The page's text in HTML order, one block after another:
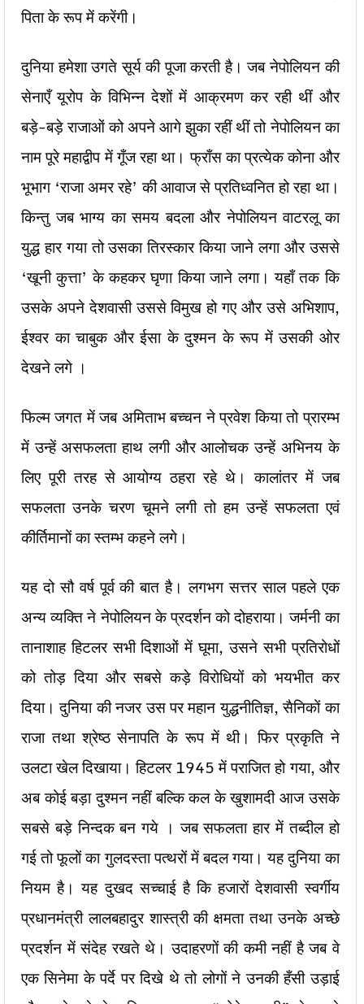
पिता के रूप में करेंगी।
दुनिया हमेशा उगते सूर्य की पूजा करती है। जब नेपोलियन की
सेनाएँ यूरोप के विभिन्न देशों में आक्रमण कर रही थीं और
बड़े-बड़े राजाओं को अपने आगे झुका रहीं थीं तो नेपोलियन का
नाम पूरे महाद्वीप में गूँज रहा था। फ्राँस का प्रत्येक कोना और
भूभाग ‘राजा अमर रहे’ की आवाज से प्रतिध्वनित हो रहा था।
किन्तु जब भाग्य का समय बदला और नेपोलियन वाटरलू का
युद्ध हार गया तो उसका तिरस्कार किया जाने लगा और उससे
‘खूनी कुत्ता’ के कहकर घृणा किया जाने लगा। यहाँ तक कि
उसके अपने देशवासी उससे विमुख हो गए और उसे अभिशाप,
ईश्वर का चाबुक और ईसा के दुश्मन के रूप में उसकी ओर
देखने लगे ।
फिल्म जगत में जब अमिताभ बच्चन ने प्रवेश किया तो प्रारम्भ
में उन्हें असफलता हाथ लगी और आलोचक उन्हें अभिनय के
लिए पूरी तरह से आयोग्य ठहरा रहे थे। कालांतर में जब
सफलता उनके चरण चूमने लगी तो हम उन्हें सफलता एवं
कीर्तिमानों का स्तम्भ कहने लगे।
यह दो सौ वर्ष पूर्व की बात है। लगभग सत्तर साल पहले एक
अन्य व्यक्ति ने नेपोलियन के प्रदर्शन को दोहराया। जर्मनी का
तानाशाह हिटलर सभी दिशाओं में घूमा, उसने सभी प्रतिरोधों
को तोड़ दिया और सबसे कड़े विरोधियों को भयभीत कर
दिया। दुनिया की नजर उस पर महान युद्धनीतिज्ञ, सैनिकों का
राजा तथा श्रेष्ठ सेनापति के रूप में थी। फिर प्रकृति ने
उलटा खेल दिखाया। हिटलर 1945 में पराजित हो गया, और
अब कोई बड़ा दुश्मन नहीं बल्कि कल के खुशामदी आज उसके
सबसे बड़े निन्दक बन गये । जब सफलता हार में तब्दील हो
गई तो फूलों का गुलदस्ता पत्थरों में बदल गया। यह दुनिया का
नियम है। यह दुखद सच्चाई है कि हजारों देशवासी स्वर्गीय
प्रधानमंत्री लालबहादुर शास्त्री की क्षमता तथा उनके अच्छे
प्रदर्शन में संदेह रखते थे। उदाहरणों की कमी नहीं है जब वे
एक सिनेमा के पर्दे पर दिखे थे तो लोगों ने उनकी हँसी उड़ाई